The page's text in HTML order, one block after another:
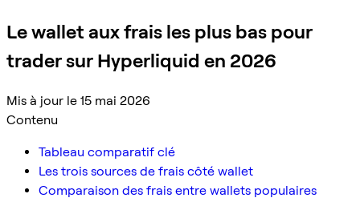
Le wallet aux frais les plus bas pour
trader sur Hyperliquid en 2026
Mis à jour le 15 mai 2026
Contenu
Tableau comparatif clé
Les trois sources de frais côté wallet
Comparaison des frais entre wallets populaires